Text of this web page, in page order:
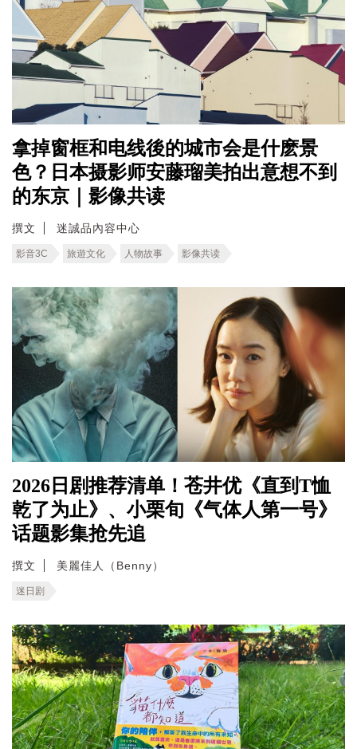
拿掉窗框和电线後的城市会是什麽景
色？日本摄影师安藤瑠美拍出意想不到
的东京｜影像共读
撰文 迷誠品內容中心
影音3C 旅遊文化 人物故事 影像共读
2026日剧推荐清单！苍井优《直到T恤
乾了为止》、小栗旬《气体人第一号》
话题影集抢先追
撰文 美麗佳人（Benny）
迷日剧